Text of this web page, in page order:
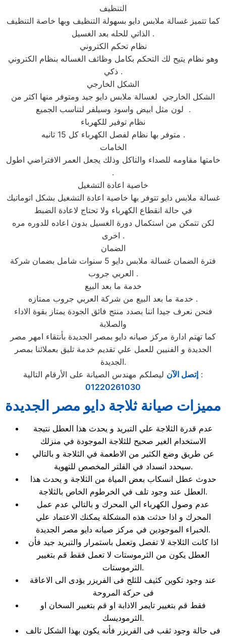
التنظيف
كما تتميز غسالة ملابس دايو بسهولة التنظيف وبها خاصة التنظيف
الذاتي للحله بعد الغسيل .
نظام تحكم الكتروني
وهو نظام يتيح لك التحكم بكامل وظائف الغساله بنظام الكتروني
ذكي .
الشكل الخارجي
الشكل الخارجي لغسالة ملابس دايو جيد ومتوفر منها اكثر من
لون مثل ابيض واسود وسيلفر لتناسب الجميع .
نظام توفير للكهرباء
متوفر بها نظام لفصل الكهرباء كل 15 ثانيه .
الخامات
خامتها مقاومه للصداء والتاكل وذلك يجعل العمر الافتراضي اطول
.
خاصية اعادة التشغيل
غسالة ملابس دايو تتوفر بها خاصية اعادة التشغيل بشكل اتوماتيك
في حالة انقطاع الكهرباء ولا تحتاج لاعادة الضبط
لكن تتمكن من استكمال دورة الغسيل بدون اعاده للدوره مره
اخرى .
الضمان
فترة الضمان غسالة ملابس دايو 5 سنوات شامل بضمان شركة
العربي جروب .
خدمة ما بعد البيع
خدمة ما بعد البيع من شركة العربي جروب ممتازه .
فنحن نعرف جيدا اننا بصدد منتج فائق الجودة يمتاز بقوة الاداء
والصلابة
كما تهتم ادارة مركز صيانه دايو بمصر الجديدة بأنتقاء امهر مصر
الجديدة و الفنيين للعمل علي تقديم خدمة تليق بعملائنا بمصر
الجديدة.
إتصل الآن ليصلكم مهندس الصيانة على الأرقام التالية :
01220261030
مميزات صيانة ثلاجة دايو مصر الجديدة
عدم قدرة الثلاجة علي التبريد و يحدث هذا العطل نتيجة
الاستخدام الغير صحيح للثلاجة الموجودة في منزلك
عن طريق وضع الكثير من الاطعمة في الثلاجة و بالتالي
سيحدد انسداد في الفلتر المخصص للتهوية.
حدوث عطل انسكاب بعض المياة من الثلاجة و يحدث هذا
العطل عند وجود تلف في الخرطوم الخاص بالثلاجة.
عدم وصول الكهرباء الي المحرك و بالتالي عدم عمل
المحرك و اذا حدثت هذه المشكلة يمكنك الاعتماد علي
الخبراء الموجودين في مركز صيانه دايو مصر الجديدة.
اذا كانت الثلاجة لا تفصل وتعمل باستمرار والتبريد جيد فأن
العطل يكون من الثرموستات لا تعمل فقط قم بتغيير
الثرموستات.
عند وجود تكوين كثيف للثلج فى الفريزر يؤدى الى الاعاقة
فى حركة المروحة
فقط قم بتغيير تايمر الاذابة او قم بتغيير السخان او
الثرموديسك.
فى حالة وجود ثقب فى الفريزر فأنه يكون بهذا الشكل تالف